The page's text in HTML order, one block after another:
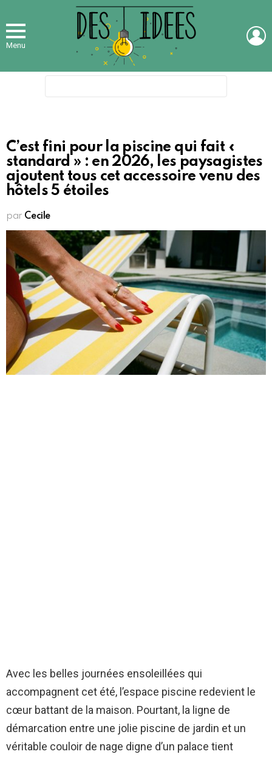
Menu
C’est fini pour la piscine qui fait «
standard » : en 2026, les paysagistes
ajoutent tous cet accessoire venu des
hôtels 5 étoiles
par Cecile
Avec les belles journées ensoleillées qui
accompagnent cet été, l’espace piscine redevient le
cœur battant de la maison. Pourtant, la ligne de
démarcation entre une jolie piscine de jardin et un
véritable couloir de nage digne d’un palace tient